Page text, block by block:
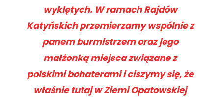
wyklętych. W ramach Rajdów
Katyńskich przemierzamy wspólnie z
panem burmistrzem oraz jego
małżonką miejsca związane z
polskimi bohaterami i ciszymy się, że
właśnie tutaj w Ziemi Opatowskiej